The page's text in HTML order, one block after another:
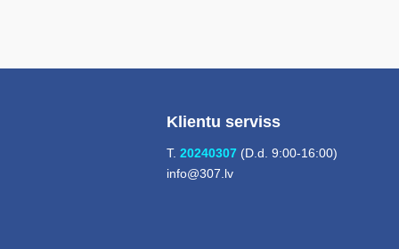
Klientu serviss
T. 20240307 (D.d. 9:00-16:00)
info@307.lv